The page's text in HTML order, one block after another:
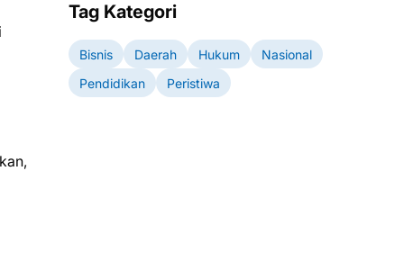
Tag Kategori
Bisnis Daerah Hukum
Nasional
Pendidikan
Peristiwa